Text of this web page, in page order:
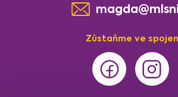
Zůstaňme ve